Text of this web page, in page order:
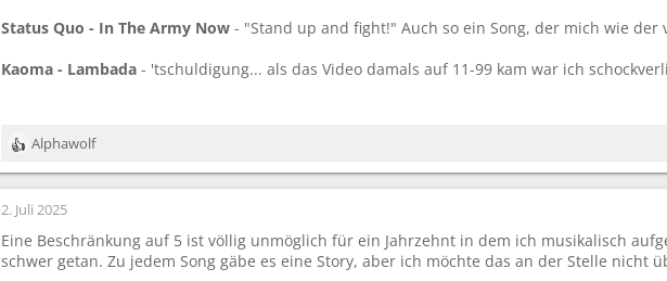
Status Quo - In The Army Now - "Stand up and fight!" Auch so ein Song, der mich wie
Kaoma - Lambada - 'tschuldigung... als das Video damals auf 11-99 kam war ich
R
e
a
k
i
o
Alphawolf
2. Juli 2025
Eine Beschränkung auf 5 ist völlig unmöglich für ein Jahrzehnt in dem ich musikalisch
schwer getan. Zu jedem Song gäbe es eine Story, aber ich möchte das an der Stelle nicht